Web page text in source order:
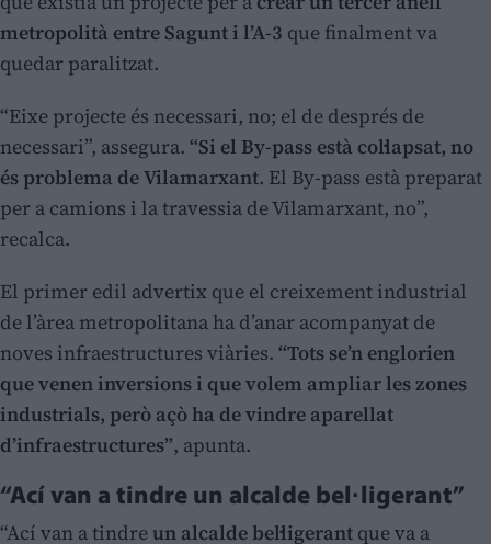
metropolità entre Sagunt i l’A-3 que finalment va
quedar paralitzat.
“Eixe projecte és necessari, no; el de després de
necessari”, assegura. “Si el By-pass està col·lapsat, no
és problema de Vilamarxant. El By-pass està preparat
per a camions i la travessia de Vilamarxant, no”,
recalca.
El primer edil advertix que el creixement industrial
de l’àrea metropolitana ha d’anar acompanyat de
noves infraestructures viàries. “Tots se’n englorien
que venen inversions i que volem ampliar les zones
industrials, però açò ha de vindre aparellat
d’infraestructures”, apunta.
“Ací van a tindre un alcalde bel·ligerant”
“Ací van a tindre un alcalde bel·ligerant que va a